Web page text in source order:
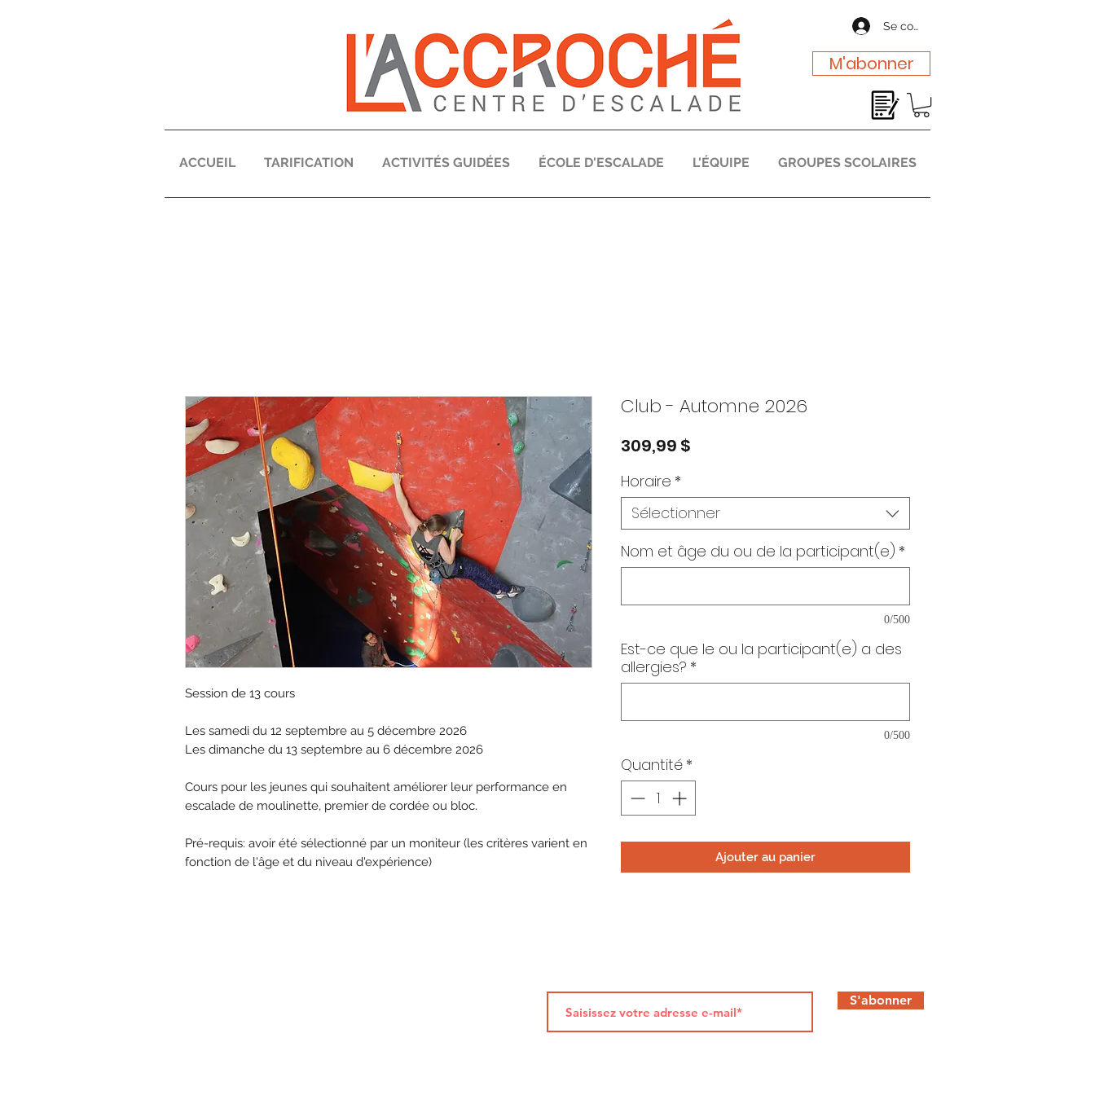
Se connecter
M'abonner
ACCUEIL TARIFICATION ACTIVITÉS GUIDÉES ÉCOLE D'ESCALADE L'ÉQUIPE GROUPES SCOLAIRES
Session de 13 cours
Les samedi du 12 septembre au 5 décembre 2026
Les dimanche du 13 septembre au 6 décembre 2026
Cours pour les jeunes qui souhaitent améliorer leur performance en
escalade de moulinette, premier de cordée ou bloc.
Pré-requis: avoir été sélectionné par un moniteur (les critères varient en
fonction de l'âge et du niveau d'expérience)
Club - Automne 2026
309,99 $
Horaire *
Sélectionner
Nom et âge du ou de la participant(e) *
0/500
Est-ce que le ou la participant(e) a des
allergies? *
0/500
Quantité *
Ajouter au panier
S'abonner